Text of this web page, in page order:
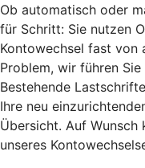
Ob automatisch oder
für Schritt: Sie nutzen
Kontowechsel fast von
Problem, wir führen
Bestehende
Ihre neu
Übersicht. Auf Wunsch
unseres